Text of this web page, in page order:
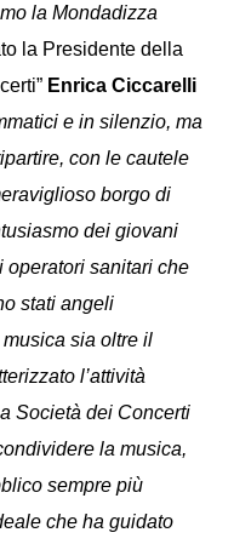
la Mondadizza
la Presidente della
Enrica Ciccarelli
e in silenzio, ma
con le cautele
borgo di
dei giovani
operatori sanitari che
stati angeli
sia oltre il
l’attività
Società dei Concerti
la musica,
sempre più
che ha guidato